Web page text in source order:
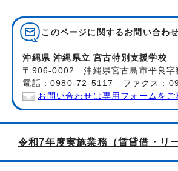
このページに関する お問い合わせ
沖縄県 沖縄県立 宮古特別支援学校
〒906-0002 沖縄県宮古島市平良字
電話：0980-72-5117 ファクス：
お問い合わせは専用フォームをご
令和7年度実施業務（賃貸借・リー